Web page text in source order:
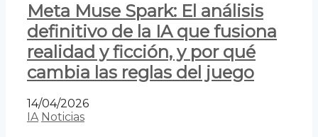
Meta Muse Spark: El análisis
definitivo de la IA que fusiona
realidad y ficción, y por qué
cambia las reglas del juego
14/04/2026
IA Noticias